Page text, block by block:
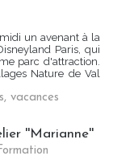
un avenant à la
Paris, qui
parc d'attraction.
Nature de Val
, vacances
''Marianne''